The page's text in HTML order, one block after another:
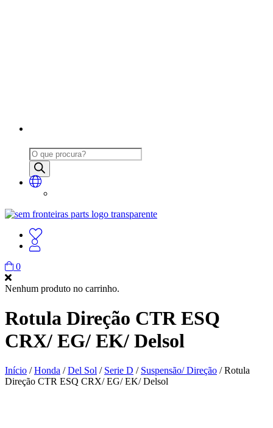
Products
search
0
Nenhum produto no carrinho.
Rotula Direção CTR ESQ
CRX/ EG/ EK/ Delsol
Início /Honda /Del Sol / Serie D / Suspensão/ Direção / Rotula
Direção CTR ESQ CRX/ EG/ EK/ Delsol